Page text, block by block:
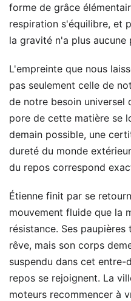
forme de grâce
respiration s'équilibre, et
la gravité n'a plus aucune
L'empreinte que nous
pas seulement celle de
de notre besoin universel
pore de cette matière se
demain possible, une
dureté du monde
du repos correspond
Étienne finit par se
mouvement fluide que la
résistance. Ses
rêve, mais son corps
suspendu dans cet
repos se rejoignent. La
moteurs recommencer à